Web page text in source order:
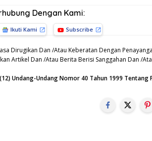
Dengan Kami:
Ikuti Kami Subscribe
Dirugikan Dan /Atau Keberatan Dengan
Artikel Dan /Atau Berita Berisi Sanggahan Dan /
Undang-Undang Nomor 40 Tahun 1999 Tentang